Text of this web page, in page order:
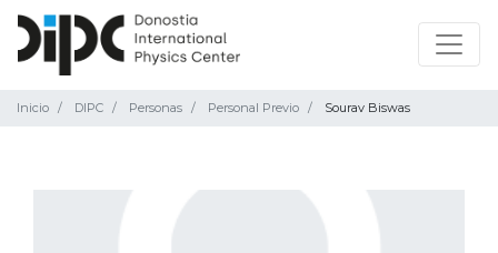
Inicio DIPC Personas Personal Previo Sourav Biswas